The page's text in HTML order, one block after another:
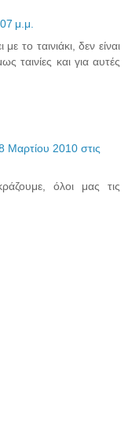
μ.μ.
το ταινιάκι, δεν είναι
ταινίες και για αυτές
Μαρτίου 2010 στις
όλοι μας τις